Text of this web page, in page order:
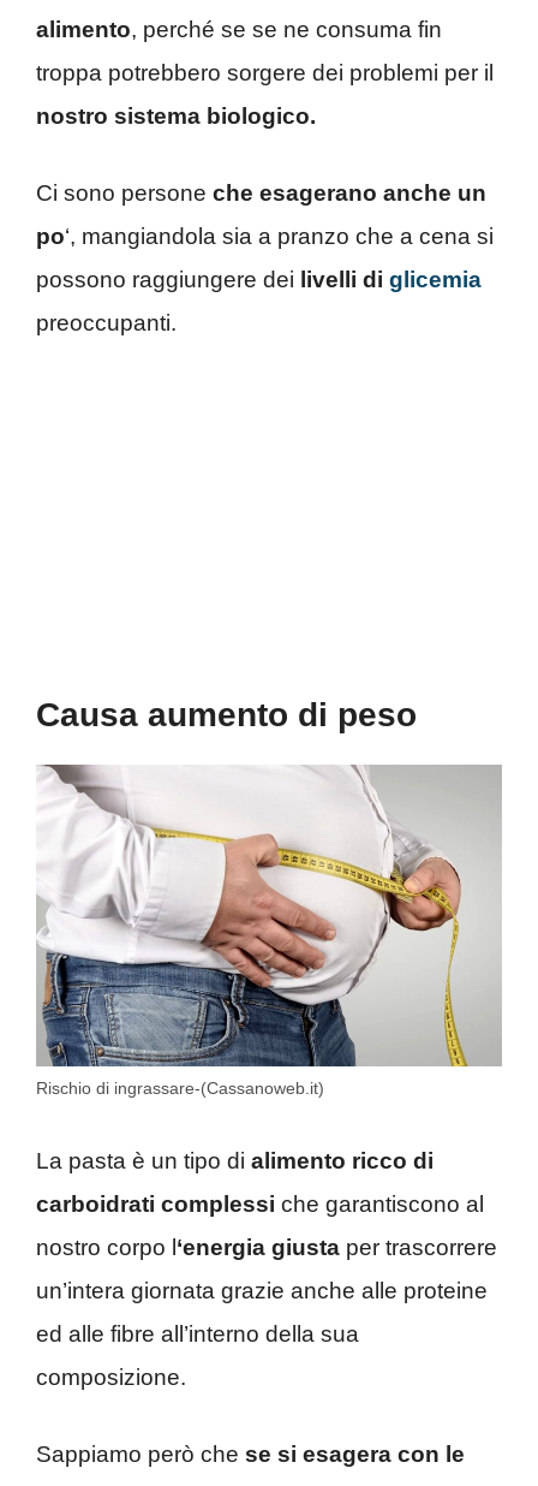
alimento, perché se se ne consuma fin
troppa potrebbero sorgere dei problemi per il
nostro sistema biologico.
Ci sono persone che esagerano anche un
po‘, mangiandola sia a pranzo che a cena si
possono raggiungere dei livelli di glicemia
preoccupanti.
Causa aumento di peso
Rischio di ingrassare-(Cassanoweb.it)
La pasta è un tipo di alimento ricco di
carboidrati complessi che garantiscono al
nostro corpo l‘energia giusta per trascorrere
un’intera giornata grazie anche alle proteine
ed alle fibre all’interno della sua
composizione.
Sappiamo però che se si esagera con le